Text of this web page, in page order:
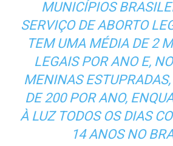
MUNICÍPIOS
SERVIÇO DE ABORTO
TEM UMA MÉDIA DE 2
LEGAIS POR ANO E,
MENINAS
DE 200 POR ANO,
À LUZ TODOS OS DIAS
14 ANOS NO